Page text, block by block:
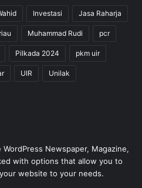
Investasi Jasa Raharja
Muhammad Rudi pcr
Pilkada 2024 pkm uir
UIR Unilak
Newspaper, Magazine,
with options that allow you to
website to your needs.